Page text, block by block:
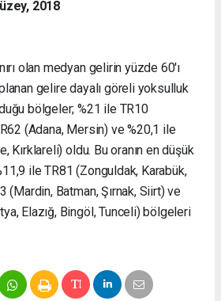
2018
olan medyan gelirin yüzde 60'ı
gelire dayalı göreli yoksulluk
bölgeler; %21 ile TR10
(Adana, Mersin) ve %20,1 ile
Kırklareli) oldu. Bu oranın en düşük
ile TR81 (Zonguldak, Karabük,
(Mardin, Batman, Şırnak, Siirt) ve
Elazığ, Bingöl, Tunceli) bölgeleri